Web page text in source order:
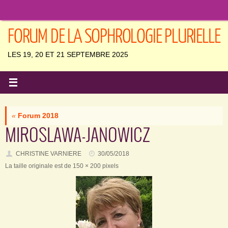
contenu
FORUM DE LA SOPHROLOGIE PLURIELLE
LES 19, 20 ET 21 SEPTEMBRE 2025
« Forum 2018
MIROSLAWA-JANOWICZ
CHRISTINE VARNIERE
30/05/2018
La taille originale est de 150 × 200 pixels